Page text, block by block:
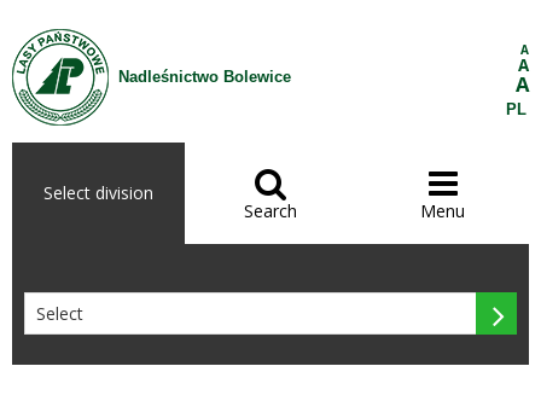
Skip to Content
Nadleśnictwo Bolewice
A
A
A
PL
Select division 
Search

Menu
